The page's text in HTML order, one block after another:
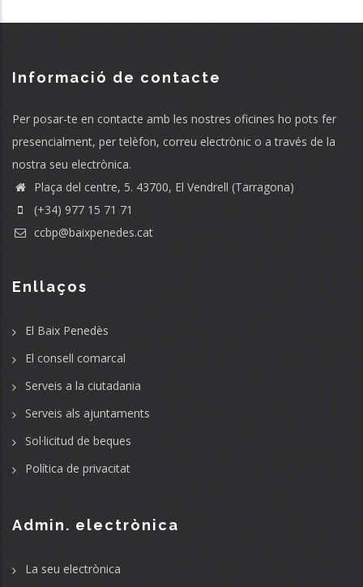
Informació de contacte
Per posar-te en contacte amb les nostres oficines ho pots fer
presencialment, per telèfon, correu electrònic o a través de la
nostra seu electrònica.
Plaça del centre, 5. 43700, El Vendrell (Tarragona)
(+34) 977 15 71 71
ccbp@baixpenedes.cat
Enllaços
El Baix Penedès
El consell comarcal
Serveis a la ciutadania
Serveis als ajuntaments
Sol·licitud de beques
Política de privacitat
Admin. electrònica
La seu electrònica